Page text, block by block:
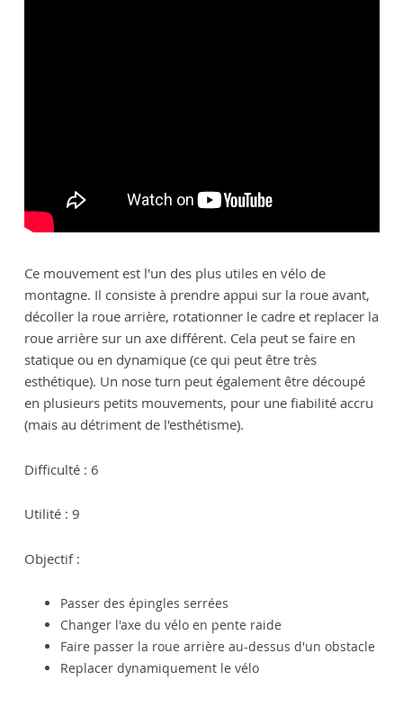
Ce mouvement est l'un des plus utiles en vélo de
montagne. Il consiste à prendre appui sur la roue avant,
décoller la roue arrière, rotationner le cadre et replacer la
roue arrière sur un axe différent. Cela peut se faire en
statique ou en dynamique (ce qui peut être très
esthétique). Un nose turn peut également être découpé
en plusieurs petits mouvements, pour une fiabilité accru
(mais au détriment de l'esthétisme).
Difficulté : 6
Utilité : 9
Objectif :
Passer des épingles serrées
Changer l'axe du vélo en pente raide
Faire passer la roue arrière au-dessus d'un obstacle
Replacer dynamiquement le vélo